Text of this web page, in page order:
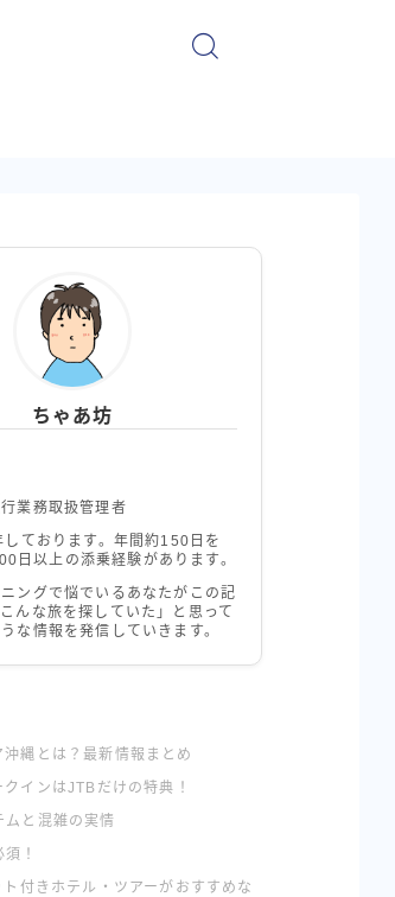
ちゃあ坊
業務取扱管理者
ております。年間約150日を
日以上の添乗経験があります。
ングで悩でいるあなたがこの記
んな旅を探していた」と思って
な情報を発信していきます。
沖縄とは？最新情報まとめ
クインはJTBだけの特典！
ムと混雑の実情
！
付きホテル・ツアーがおすすめな